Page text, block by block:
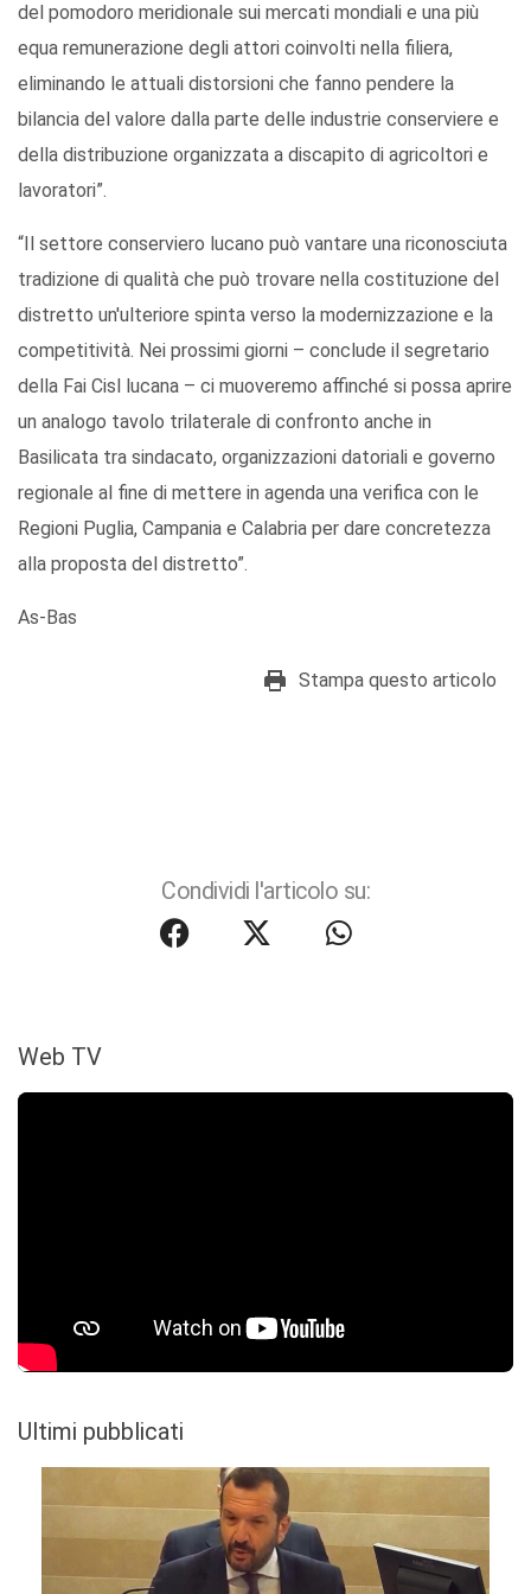
del pomodoro meridionale sui mercati mondiali e una più
equa remunerazione degli attori coinvolti nella filiera,
eliminando le attuali distorsioni che fanno pendere la
bilancia del valore dalla parte delle industrie conserviere e
della distribuzione organizzata a discapito di agricoltori e
lavoratori”.
“Il settore conserviero lucano può vantare una riconosciuta
tradizione di qualità che può trovare nella costituzione del
distretto un'ulteriore spinta verso la modernizzazione e la
competitività. Nei prossimi giorni – conclude il segretario
della Fai Cisl lucana – ci muoveremo affinché si possa aprire
un analogo tavolo trilaterale di confronto anche in
Basilicata tra sindacato, organizzazioni datoriali e governo
regionale al fine di mettere in agenda una verifica con le
Regioni Puglia, Campania e Calabria per dare concretezza
alla proposta del distretto”.
As-Bas
Stampa questo articolo
Condividi l'articolo su:
Web TV
Ultimi pubblicati